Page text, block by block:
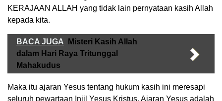
KERAJAAN ALLAH yang tidak lain pernyataan kasih Allah
kepada kita.
BACA JUGA
Misteri Kasih Allah
dalam Hari Raya Tritunggal
Mahakudus
Maka itu ajaran Yesus tentang hukum kasih ini meresapi
seluruh pewartaan Injil Yesus Kristus. Ajaran Yesus adalah